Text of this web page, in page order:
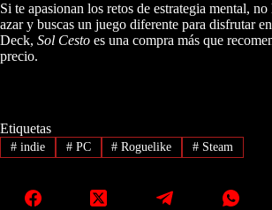
Si te apasionan los retos de estrategia mental,
azar y buscas un juego diferente para disfrutar
Deck, Sol Cesto es una compra más que
precio.
Etiquetas
#indie #PC # Roguelike # Steam